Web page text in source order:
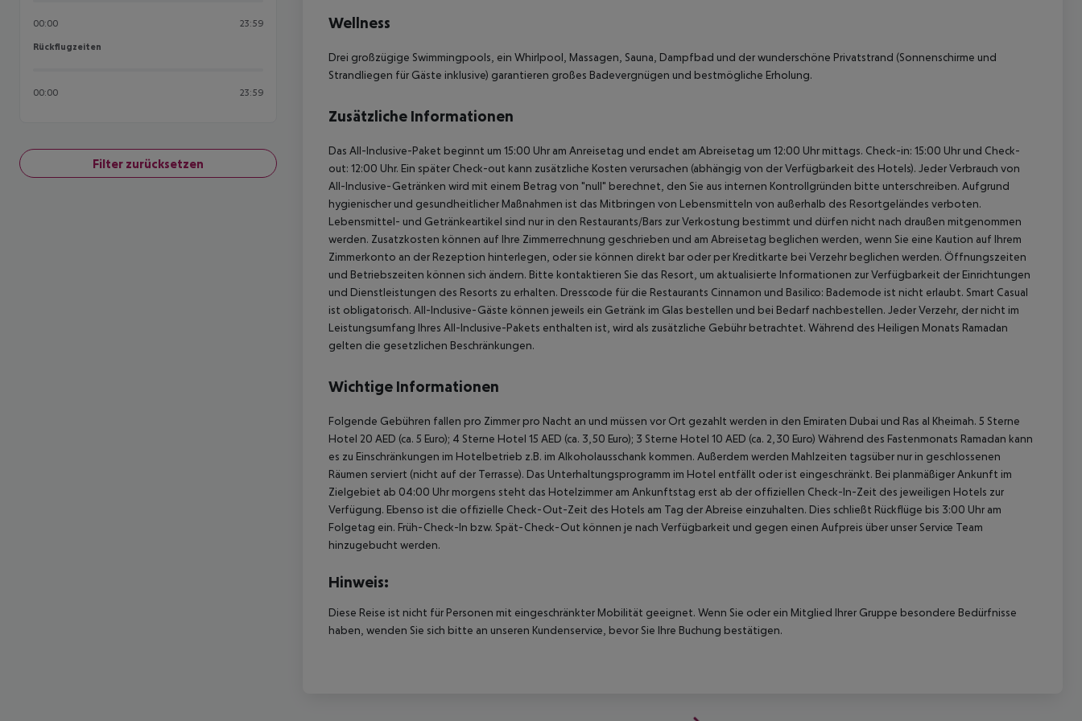
00:00 23:59
Rückflugzeiten
Rückflugzeiten
00:00 23:59
Filter zurücksetzen
Wellness
Drei großzügige Swimmingpools, ein Whirlpool, Massagen, Sauna, Dampfbad und der wunderschöne Privatstrand (Sonnenschirme und
Strandliegen für Gäste inklusive) garantieren großes Badevergnügen und bestmögliche Erholung.
Zusätzliche Informationen
Das All-Inclusive-Paket beginnt um 15:00 Uhr am Anreisetag und endet am Abreisetag um 12:00 Uhr mittags. Check-in: 15:00 Uhr und Check-
out: 12:00 Uhr. Ein später Check-out kann zusätzliche Kosten verursachen (abhängig von der Verfügbarkeit des Hotels). Jeder Verbrauch von
All-Inclusive-Getränken wird mit einem Betrag von "null" berechnet, den Sie aus internen Kontrollgründen bitte unterschreiben. Aufgrund
hygienischer und gesundheitlicher Maßnahmen ist das Mitbringen von Lebensmitteln von außerhalb des Resortgeländes verboten.
Lebensmittel- und Getränkeartikel sind nur in den Restaurants/Bars zur Verkostung bestimmt und dürfen nicht nach draußen mitgenommen
werden. Zusatzkosten können auf Ihre Zimmerrechnung geschrieben und am Abreisetag beglichen werden, wenn Sie eine Kaution auf Ihrem
Zimmerkonto an der Rezeption hinterlegen, oder sie können direkt bar oder per Kreditkarte bei Verzehr beglichen werden. Öffnungszeiten
und Betriebszeiten können sich ändern. Bitte kontaktieren Sie das Resort, um aktualisierte Informationen zur Verfügbarkeit der Einrichtungen
und Dienstleistungen des Resorts zu erhalten. Dresscode für die Restaurants Cinnamon und Basilico: Bademode ist nicht erlaubt. Smart Casual
ist obligatorisch. All-Inclusive-Gäste können jeweils ein Getränk im Glas bestellen und bei Bedarf nachbestellen. Jeder Verzehr, der nicht im
Leistungsumfang Ihres All-Inclusive-Pakets enthalten ist, wird als zusätzliche Gebühr betrachtet. Während des Heiligen Monats Ramadan
gelten die gesetzlichen Beschränkungen.
Wichtige Informationen
Folgende Gebühren fallen pro Zimmer pro Nacht an und müssen vor Ort gezahlt werden in den Emiraten Dubai und Ras al Kheimah. 5 Sterne
Hotel 20 AED (ca. 5 Euro); 4 Sterne Hotel 15 AED (ca. 3,50 Euro); 3 Sterne Hotel 10 AED (ca. 2,30 Euro) Während des Fastenmonats Ramadan kann
es zu Einschränkungen im Hotelbetrieb z.B. im Alkoholausschank kommen. Außerdem werden Mahlzeiten tagsüber nur in geschlossenen
Räumen serviert (nicht auf der Terrasse). Das Unterhaltungsprogramm im Hotel entfällt oder ist eingeschränkt. Bei planmäßiger Ankunft im
Zielgebiet ab 04:00 Uhr morgens steht das Hotelzimmer am Ankunftstag erst ab der offiziellen Check-In-Zeit des jeweiligen Hotels zur
Verfügung. Ebenso ist die offizielle Check-Out-Zeit des Hotels am Tag der Abreise einzuhalten. Dies schließt Rückflüge bis 3:00 Uhr am
Folgetag ein. Früh-Check-In bzw. Spät-Check-Out können je nach Verfügbarkeit und gegen einen Aufpreis über unser Service Team
hinzugebucht werden.
Hinweis:
Diese Reise ist nicht für Personen mit eingeschränkter Mobilität geeignet. Wenn Sie oder ein Mitglied Ihrer Gruppe besondere Bedürfnisse
haben, wenden Sie sich bitte an unseren Kundenservice, bevor Sie Ihre Buchung bestätigen.